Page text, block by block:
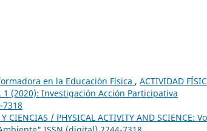
en la Educación Física , ACTIVIDAD
1 (2020): Investigación Acción Participativa
CIENCIAS / PHYSICAL ACTIVITY AND SCIENCE: